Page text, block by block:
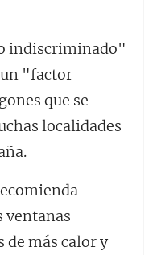
indiscriminado"
"factor
que se
localidades
ventanas
de más calor y